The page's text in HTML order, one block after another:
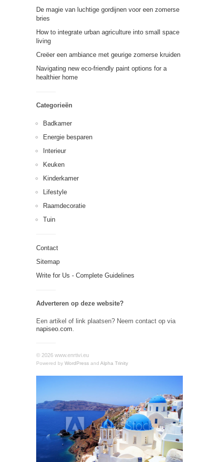
De magie van luchtige gordijnen voor een zomerse
bries
How to integrate urban agriculture into small space
living
Creëer een ambiance met geurige zomerse kruiden
Navigating new eco-friendly paint options for a
healthier home
Categorieën
Badkamer
Energie besparen
Interieur
Keuken
Kinderkamer
Lifestyle
Raamdecoratie
Tuin
Contact
Sitemap
Write for Us - Complete Guidelines
Adverteren op deze website?
Een artikel of link plaatsen? Neem contact op via
napiseo.com.
© 2026 www.enrtivi.eu
Powered by WordPress and Alpha Trinity